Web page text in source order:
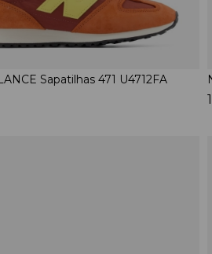
Sapatilhas 471 U4712FA